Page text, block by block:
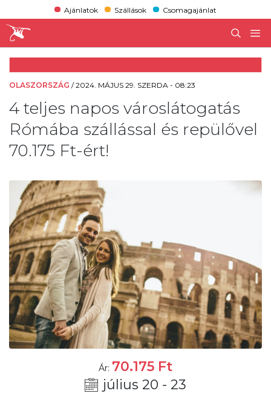
Ajánlatok Szállások Csomagajánlat
OLASZORSZÁG /2024. MÁJUS 29. SZERDA - 08:23
4 teljes napos városlátogatás
Rómába szállással és repülővel
70.175 Ft-ért!
Ár: 70.175 Ft
július 20 - 23